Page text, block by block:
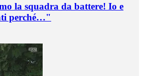
la squadra da battere! Io e
perché…"